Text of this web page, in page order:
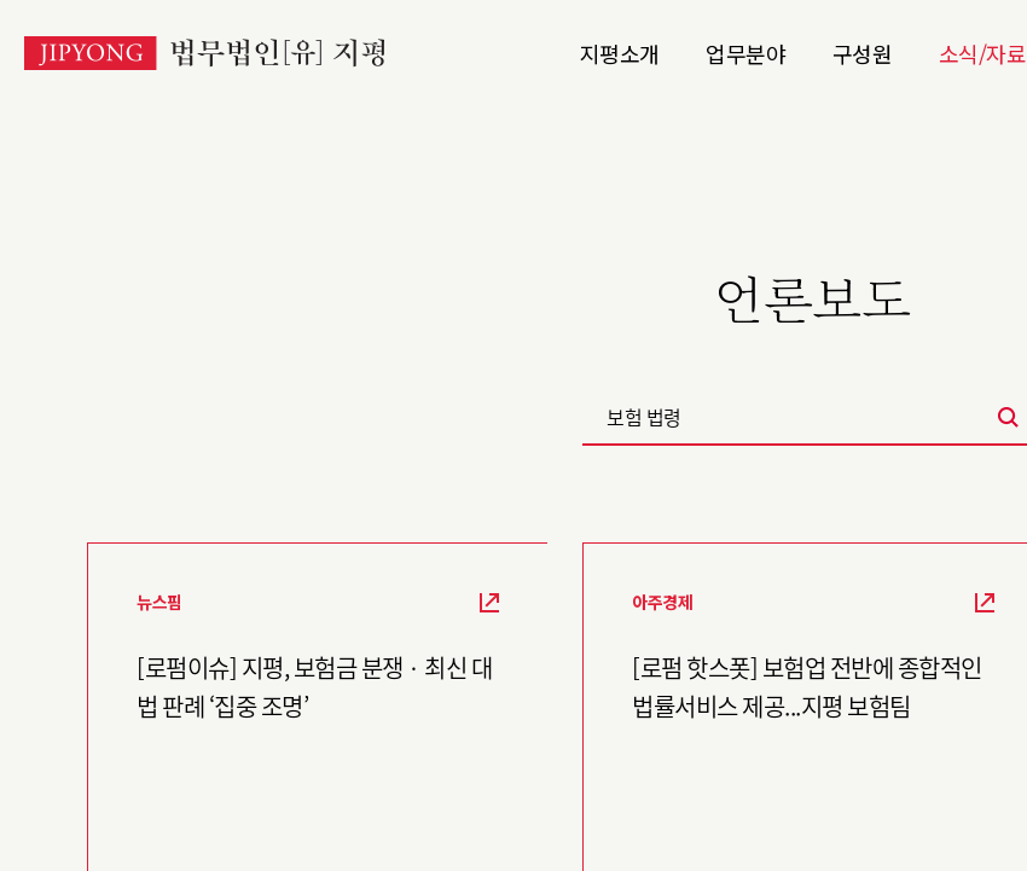
지평소개 업무분야 구성원 소식/자료
언론보도
뉴스핌
[로펌이슈] 지평, 보험금 분쟁 · 최신 대
법 판례 ‘집중 조명’
아주경제
[로펌 핫스폿] 보험업 전반에 종합적인
법률서비스 제공...지평 보험팀